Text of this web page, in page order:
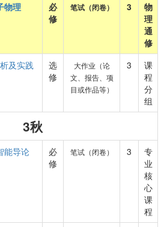
物理
必
修
笔试（闭卷） 3
物
理
通
修
及实践
选
修
大作业（论
文、报告、项
目或作品等）
3
课
程
分
组
3秋
能导论
必
修
笔试（闭卷） 3
专
业
核
心
课
程